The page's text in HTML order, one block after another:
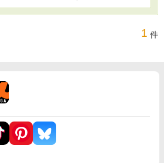
1 件